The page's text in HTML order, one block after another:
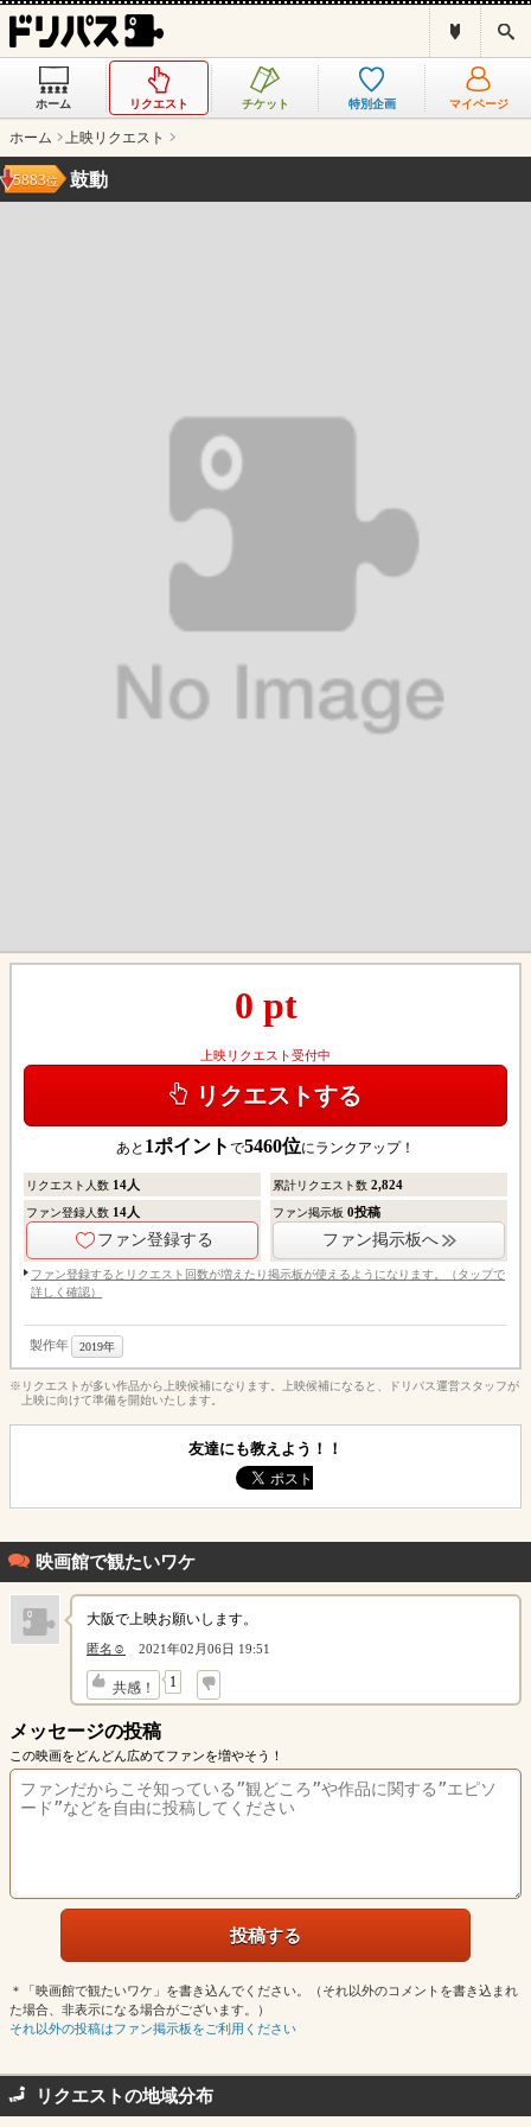
ス
ホーム リクエスト チケット 特別企画 マイページ
ホーム 上映リクエスト
鼓動
5883位
0 pt
上映リクエスト受付中
リクエストする
あと 1ポイント で5460位にランクアップ！
リクエスト人数 14人 累計リクエスト数2,824
ファン登録人数 14人
ファン登録する
ファン掲示板0投稿
ファン掲示板へ
ファン登録するとリクエスト回数が増えたり掲示板が使えるようになります。（タップで
詳しく確認）
製作年 2019年
※リクエストが多い作品から上映候補になります。上映候補になると、ドリパス運営スタッフが
上映に向けて準備を開始いたします。
友達にも教えよう！！
映画館で観たいワケ
大阪で上映お願いします。
匿名☺️ 2021年02月06日 19:51
共感！ 1
↓
メッセージの投稿
この映画をどんどん広めてファンを増やそう！
＊「映画館で観たいワケ」を書き込んでください。（それ以外のコメントを書き込まれ
た場合、非表示になる場合がございます。）
それ以外の投稿はファン掲示板をご利用ください
リクエストの地域分布